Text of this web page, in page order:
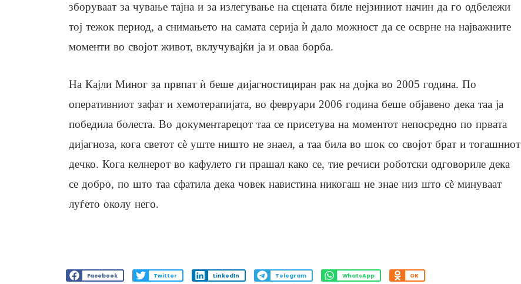
зборуваат за чување тајна и за излегување на сцената биле нејзиниот начин да го одбележи
тој тежок период, а снимањето на самата серија ѝ дало можност да се осврне на најважните
моменти во својот живот, вклучувајќи ја и оваа борба.
На Кајли Миног за првпат ѝ беше дијагностициран рак на дојка во 2005 година. По
оперативниот зафат и хемотерапијата, во февруари 2006 година беше објавено дека таа ја
победила болеста. Во документарецот таа се присетува на моментот непосредно по првата
дијагноза, кога светот сè уште ништо не знаел, а таа била во шок со својот брат и тогашниот
дечко. Кога келнерот во кафулето ги прашал како се, тие речиси роботски одговориле дека
се добро, по што таа сфатила дека човек навистина никогаш не знае низ што сè минуваат
луѓето околу него.
Facebook Twitter LinkedIn Telegram WhatsApp OK